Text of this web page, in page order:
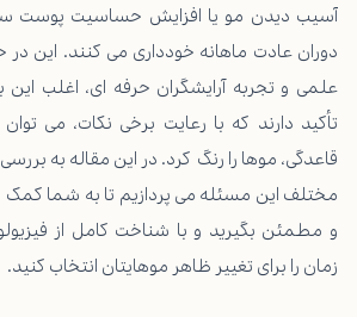
آسیب دیدن مو یا افزایش حساسیت پوست سر،
دوران عادت ماهانه خودداری می کنند. این
علمی و تجربه آرایشگران حرفه ای، اغلب این
تأکید دارند که با رعایت برخی نکات، می
قاعدگی، موها را رنگ کرد. در این مقاله به
مختلف این مسئله می پردازیم تا به شما کمک
و مطمئن بگیرید و با شناخت کامل از
زمان را برای تغییر ظاهر موهایتان انتخاب کنید.